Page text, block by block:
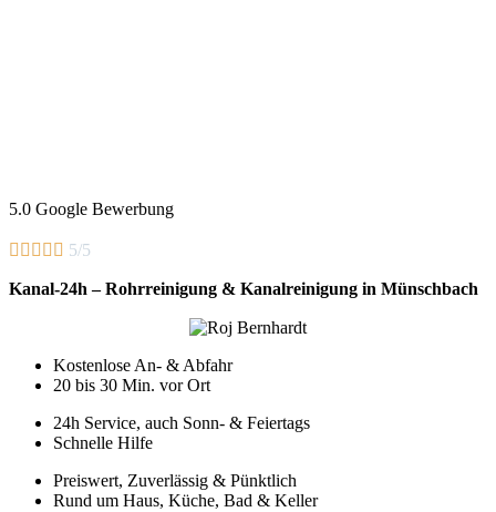
5.0 Google Bewerbung
     5/5
Kanal-24h – Rohrreinigung & Kanalreinigung in Münschbach
Kostenlose An- & Abfahr
20 bis 30 Min. vor Ort
24h Service, auch Sonn- & Feiertags
Schnelle Hilfe
Preiswert, Zuverlässig & Pünktlich
Rund um Haus, Küche, Bad & Keller